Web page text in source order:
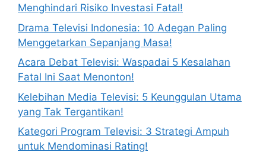
Menghindari Risiko Investasi Fatal!
Drama Televisi Indonesia: 10 Adegan Paling
Menggetarkan Sepanjang Masa!
Acara Debat Televisi: Waspadai 5 Kesalahan
Fatal Ini Saat Menonton!
Kelebihan Media Televisi: 5 Keunggulan Utama
yang Tak Tergantikan!
Kategori Program Televisi: 3 Strategi Ampuh
untuk Mendominasi Rating!